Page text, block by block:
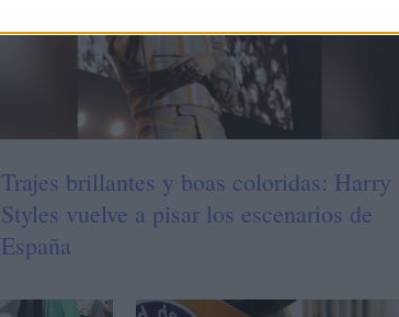
Trajes brillantes y boas coloridas: Harry
Styles vuelve a pisar los escenarios de
España